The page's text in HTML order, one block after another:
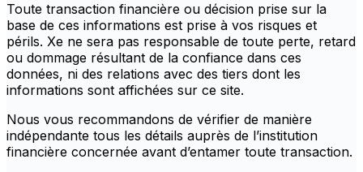
Toute transaction financière ou décision prise sur la
base de ces informations est prise à vos risques et
périls. Xe ne sera pas responsable de toute perte, retard
ou dommage résultant de la confiance dans ces
données, ni des relations avec des tiers dont les
informations sont affichées sur ce site.
Nous vous recommandons de vérifier de manière
indépendante tous les détails auprès de l’institution
financière concernée avant d’entamer toute transaction.